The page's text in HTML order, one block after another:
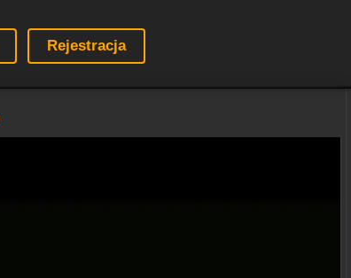
Rejestracja